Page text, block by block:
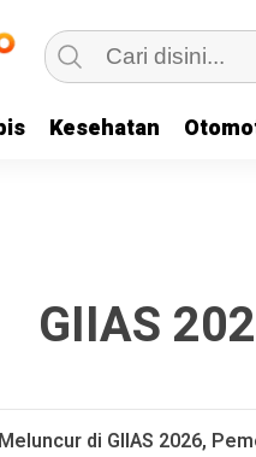
Kesehatan
GIIAS
di GIIAS 2026,